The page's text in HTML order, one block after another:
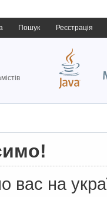
Пошук Реєстрація
вас на